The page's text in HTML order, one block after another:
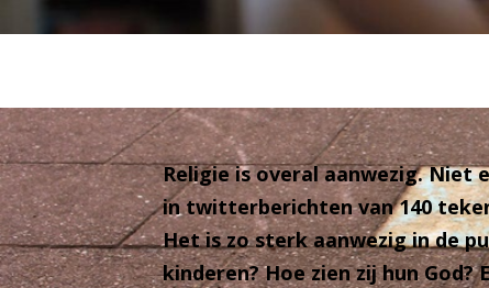
Religie is overal aanwezig. Niet
in twitterberichten van 140
Het is zo sterk aanwezig in de
kinderen? Hoe zien zij hun